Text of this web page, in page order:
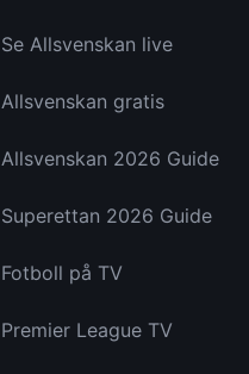
Se Allsvenskan live
Allsvenskan gratis
Allsvenskan 2026 Guide
Superettan 2026 Guide
Fotboll på TV
Premier League TV